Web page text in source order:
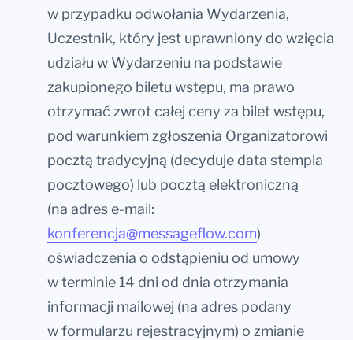
w przypadku odwołania Wydarzenia,
Uczestnik, który jest uprawniony do wzięcia
udziału w Wydarzeniu na podstawie
zakupionego biletu wstępu, ma prawo
otrzymać zwrot całej ceny za bilet wstępu,
pod warunkiem zgłoszenia Organizatorowi
pocztą tradycyjną (decyduje data stempla
pocztowego) lub pocztą elektroniczną
(na adres e-mail:
konferencja@messageflow.com)
oświadczenia o odstąpieniu od umowy
w terminie 14 dni od dnia otrzymania
informacji mailowej (na adres podany
w formularzu rejestracyjnym) o zmianie